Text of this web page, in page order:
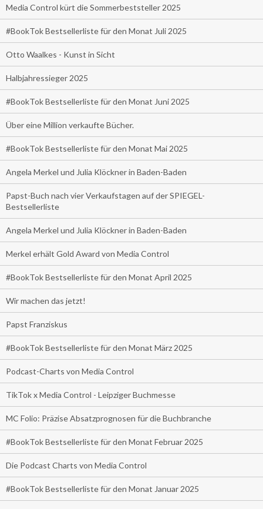
Media Control kürt die Sommerbeststeller 2025
#BookTok Bestsellerliste für den Monat Juli 2025
Otto Waalkes - Kunst in Sicht
Halbjahressieger 2025
#BookTok Bestsellerliste für den Monat Juni 2025
Über eine Million verkaufte Bücher.
#BookTok Bestsellerliste für den Monat Mai 2025
Angela Merkel und Julia Klöckner in Baden-Baden
Papst-Buch nach vier Verkaufstagen auf der SPIEGEL-
Bestsellerliste
Angela Merkel und Julia Klöckner in Baden-Baden
Merkel erhält Gold Award von Media Control
#BookTok Bestsellerliste für den Monat April 2025
Wir machen das jetzt!
Papst Franziskus
#BookTok Bestsellerliste für den Monat März 2025
Podcast-Charts von Media Control
TikTok x Media Control - Leipziger Buchmesse
MC Folio: Präzise Absatzprognosen für die Buchbranche
#BookTok Bestsellerliste für den Monat Februar 2025
Die Podcast Charts von Media Control
#BookTok Bestsellerliste für den Monat Januar 2025